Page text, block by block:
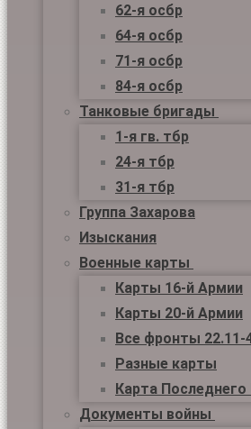
62-я осбр
64-я осбр
71-я осбр
84-я осбр
Танковые бригады
1-я гв. тбр
24-я тбр
31-я тбр
Группа Захарова
Изыскания
Военные карты
Карты 16-й Армии
Карты 20-й Армии
Все фронты 22.11-
Разные карты
Карта
Документы войны